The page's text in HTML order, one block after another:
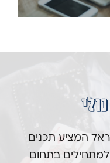
המציע תכנים
ולמתחילים בתחום